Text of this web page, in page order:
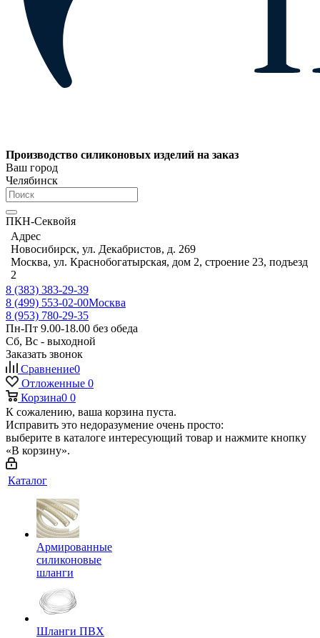
Производство силиконовых изделий на заказ
Ваш город
Челябинск
ПКН-Секвойя
Адрес
Новосибирск, ул. Декабристов, д. 269
Москва, ул. Краснобогатырская, дом 2, строение 23, подъезд
2
8 (383) 383-29-39
8 (499) 553-02-00Москва
8 (953) 780-29-35
Пн-Пт 9.00-18.00 без обеда
Сб, Вс - выходной
Заказать звонок
Сравнение0
Отложенные 0
Корзина0 0
К сожалению, ваша корзина пуста.
Исправить это недоразумение очень просто:
выберите в каталоге интересующий товар и нажмите кнопку
«В корзину».
Каталог
Армированные
силиконовые
шланги
Шланги ПВХ